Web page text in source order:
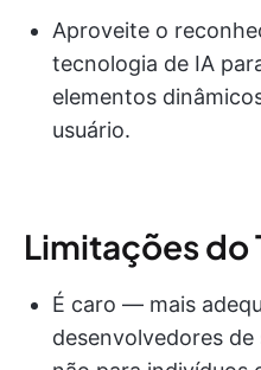
Aproveite o
tecnologia de IA
elementos
usuário.
Limitações do
É caro — mais
desenvolvedores